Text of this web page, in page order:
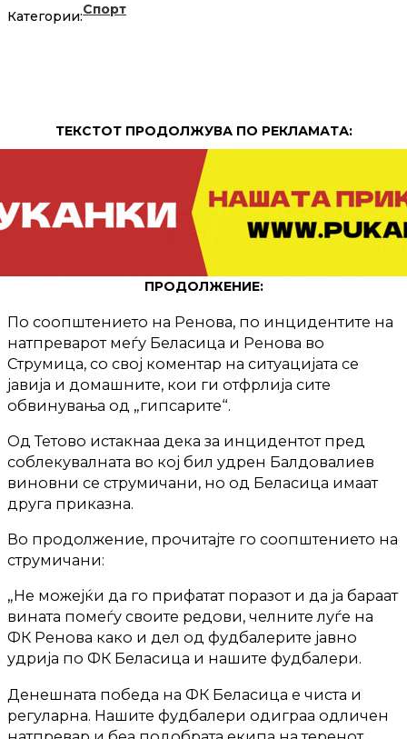
Категории:Спорт
ТЕКСТОТ ПРОДОЛЖУВА ПО РЕКЛАМАТА:
ПРОДОЛЖЕНИЕ:
По соопштението на Ренова, по инцидентите на
натпреварот меѓу Беласица и Ренова во
Струмица, со свој коментар на ситуацијата се
јавија и домашните, кои ги отфрлија сите
обвинувања од „гипсарите“.
Од Тетово истакнаа дека за инцидентот пред
соблекувалната во кој бил удрен Балдовалиев
виновни се струмичани, но од Беласица имаат
друга приказна.
Во продолжение, прочитајте го соопштението на
струмичани:
„Не можејќи да го прифатат поразот и да ја бараат
вината помеѓу своите редови, челните луѓе на
ФК Ренова како и дел од фудбалерите јавно
удрија по ФК Беласица и нашите фудбалери.
Денешната победа на ФК Беласица е чиста и
регуларна. Нашите фудбалери одиграа одличен